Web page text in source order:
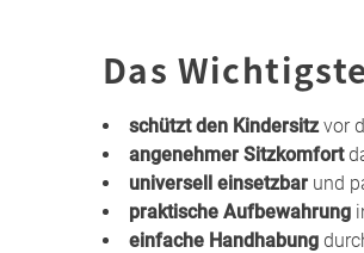
Das
schützt den Kindersitzvor
angenehmer Sitzkomfort
universell einsetzbar und
praktische Aufbewahrung
einfache Handhabung